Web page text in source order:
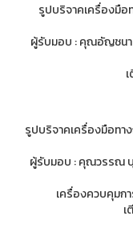
รูปบริจาคเครื่องมือ
ผู้รับมอบ : คุณอัญชนา
รูปบริจาคเครื่องมือทา
ผู้รับมอบ : คุณวรรณ
เครื่องควบคุมก
เ